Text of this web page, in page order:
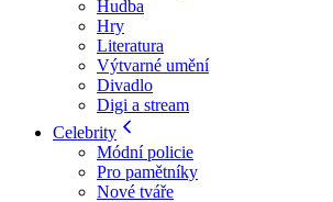
Hudba
Hry
Literatura
Výtvarné umění
Divadlo
Digi a stream
Celebrity
Módní policie
Pro pamětníky
Nové tváře